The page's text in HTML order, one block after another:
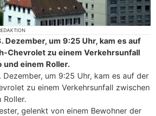
Dezember, um 9:25 Uhr, kam es auf
Chevrolet zu einem Verkehrsunfall
einem Roller.
um 9:25 Uhr, kam es auf der
zu einem Verkehrsunfall zwischen
Roller.
gelenkt von einem Bewohner der